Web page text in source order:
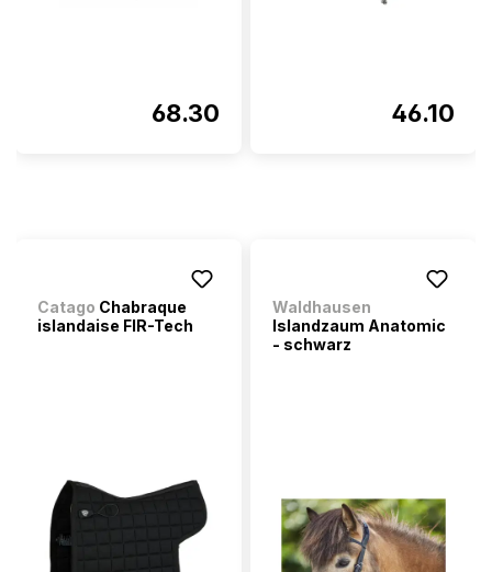
68.30 46.10
Catago Chabraque
islandaise FIR-Tech
Waldhausen
Islandzaum Anatomic
- schwarz